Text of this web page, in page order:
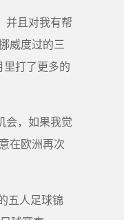
并且对我有帮
威度过的三
打了更多的
会，如果我觉
在欧洲再次
五人足球锦